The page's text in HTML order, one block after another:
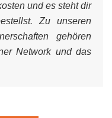
und es steht dir
Zu unseren
gehören
Network und das